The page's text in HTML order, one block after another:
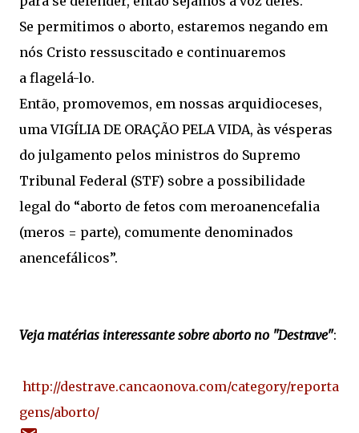
Se permitimos o aborto, estaremos negando em
nós Cristo ressuscitado e continuaremos
a flagelá-lo.
Então, promovemos, em nossas arquidioceses,
uma VIGÍLIA DE ORAÇÃO PELA VIDA, às vésperas
do julgamento pelos ministros do Supremo
Tribunal Federal (STF) sobre a possibilidade
legal do “aborto de fetos com meroanencefalia
(meros = parte), comumente denominados
anencefálicos”.
Veja matérias interessante sobre aborto no "Destrave":
http://destrave.cancaonova.com/category/reporta
gens/aborto/